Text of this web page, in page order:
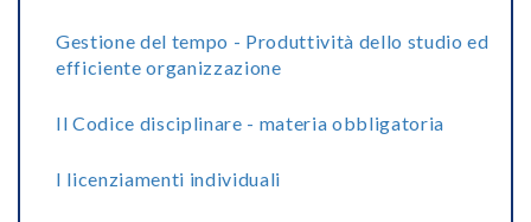
Gestione del tempo - Produttività dello studio ed
efficiente organizzazione
Il Codice disciplinare - materia obbligatoria
I licenziamenti individuali